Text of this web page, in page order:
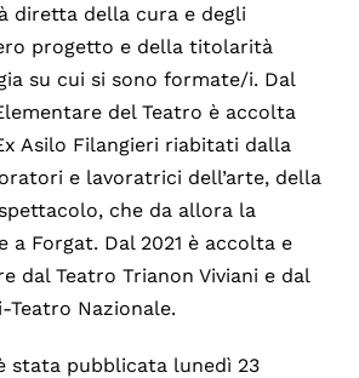
diretta della cura e degli
progetto e della titolarità
su cui si sono formate/i. Dal
del Teatro è accolta
Asilo Filangieri riabitati dalla
e lavoratrici dell’arte, della
che da allora la
a Forgat. Dal 2021 è accolta e
dal Teatro Trianon Viviani e dal
Teatro Nazionale.
stata pubblicata lunedì 23